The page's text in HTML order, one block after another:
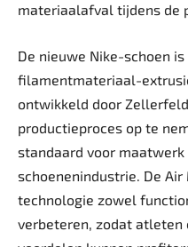
materiaalafval tijdens de
De nieuwe Nike-schoen
filamentmateriaal-
ontwikkeld door
productieproces op te
standaard voor
schoenenindustrie. De
technologie zowel
verbeteren, zodat atleten